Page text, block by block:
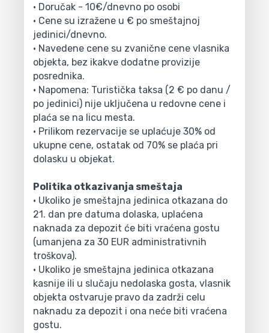
• Doručak - 10€/dnevno po osobi
• Cene su izražene u € po smeštajnoj
jedinici/dnevno.
• Navedene cene su zvanične cene vlasnika
objekta, bez ikakve dodatne provizije
posrednika.
• Napomena: Turistička taksa (2 € po danu /
po jedinici) nije uključena u redovne cene i
plaća se na licu mesta.
• Prilikom rezervacije se uplaćuje 30% od
ukupne cene, ostatak od 70% se plaća pri
dolasku u objekat.
Politika otkazivanja smeštaja
• Ukoliko je smeštajna jedinica otkazana do
21. dan pre datuma dolaska, uplaćena
naknada za depozit će biti vraćena gostu
(umanjena za 30 EUR administrativnih
troškova).
• Ukoliko je smeštajna jedinica otkazana
kasnije ili u slučaju nedolaska gosta, vlasnik
objekta ostvaruje pravo da zadrži celu
naknadu za depozit i ona neće biti vraćena
gostu.